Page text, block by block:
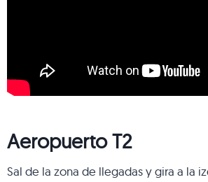
AeropuertoT2
Sal de la zona de llegadas y gira a la